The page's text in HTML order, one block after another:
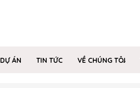
DỰ ÁN TIN TỨC VỀ CHÚNG TÔI